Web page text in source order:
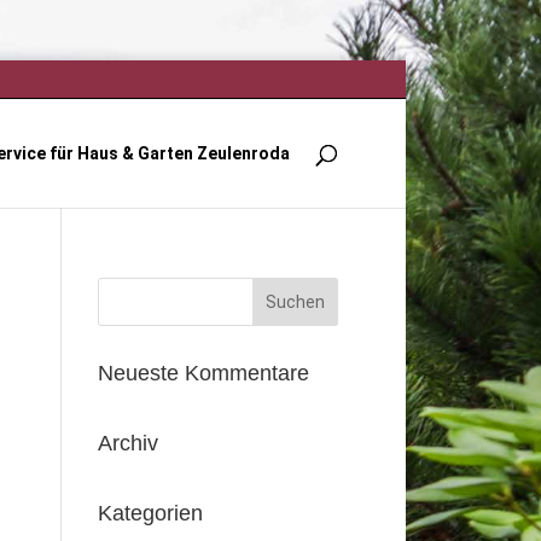
für Haus & Garten Zeulenroda
Neueste Kommentare
Archiv
Kategorien